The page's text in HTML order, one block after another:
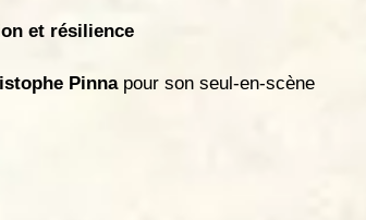
et résilience
Pinnapour son seul-en-scène